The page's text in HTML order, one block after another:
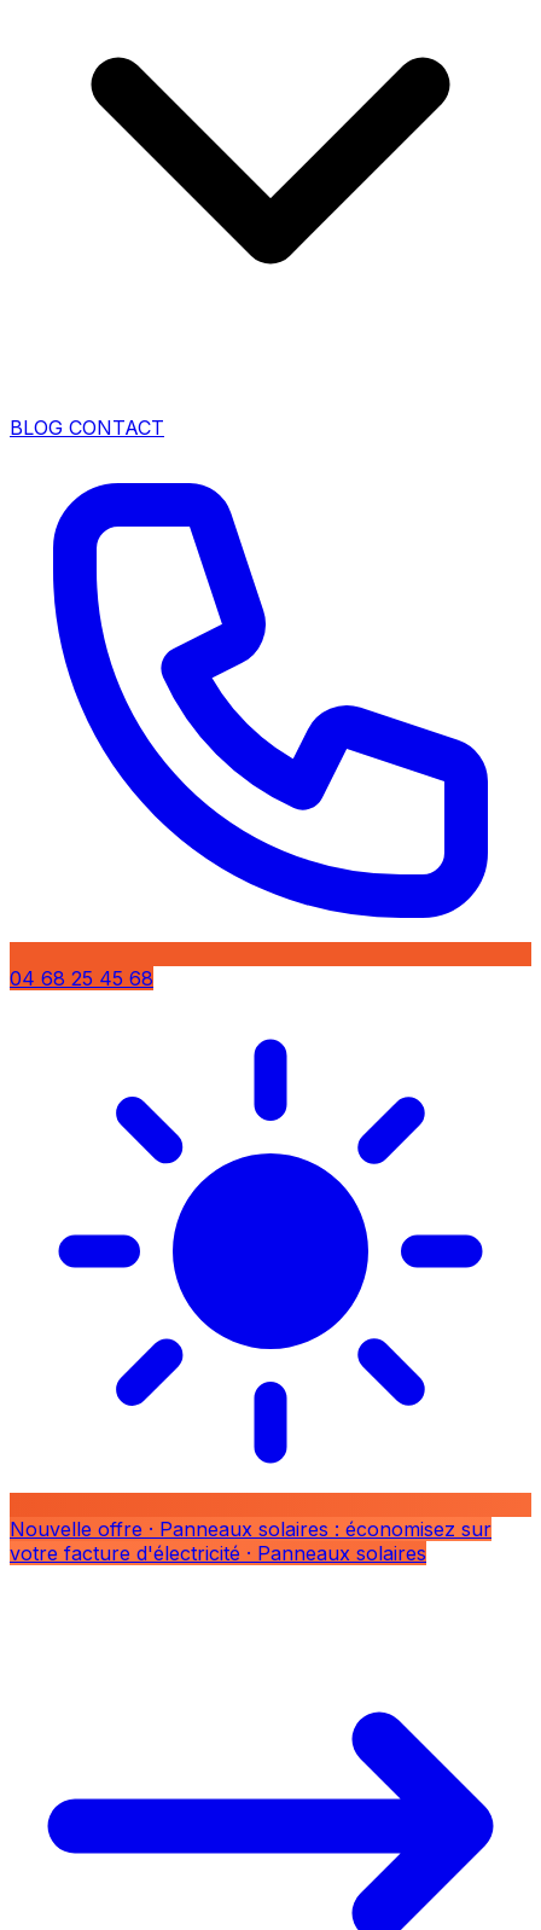
BLOG CONTACT
04 68 25 45 68
Nouvelle offre · Panneaux solaires : économisez sur
votre facture d'électricité · Panneaux solaires